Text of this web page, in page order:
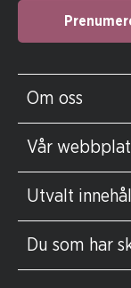
Om oss
Vår
Utvalt innehåll
Du som har